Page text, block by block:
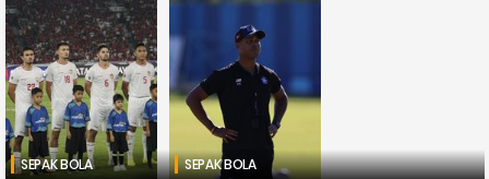
SEPAK BOLA SEPAK BOLA